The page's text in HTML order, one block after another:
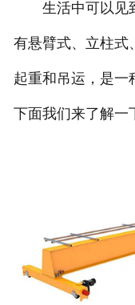
生活中可以见到
有悬臂式、立柱式
起重和吊运，是一
下面我们来了解